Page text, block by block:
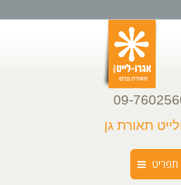
תאורת גן
תפריט